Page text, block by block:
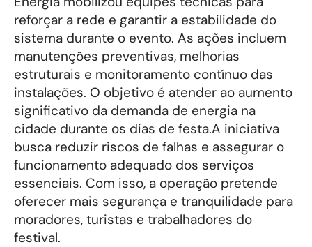
reforçar a rede e garantir a estabilidade do
sistema durante o evento. As ações incluem
manutenções preventivas, melhorias
estruturais e monitoramento contínuo das
instalações. O objetivo é atender ao aumento
significativo da demanda de energia na
cidade durante os dias de festa.A iniciativa
busca reduzir riscos de falhas e assegurar o
funcionamento adequado dos serviços
essenciais. Com isso, a operação pretende
oferecer mais segurança e tranquilidade para
moradores, turistas e trabalhadores do
festival.